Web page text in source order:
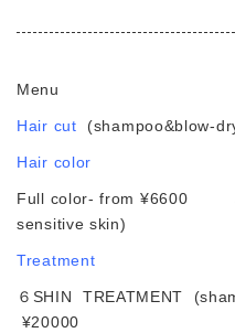
Menu
Hair cut (shampoo&blow-
Hair color
Full color- from ¥6600
sensitive skin)
Treatment
６SHIN TREATMENT
¥20000